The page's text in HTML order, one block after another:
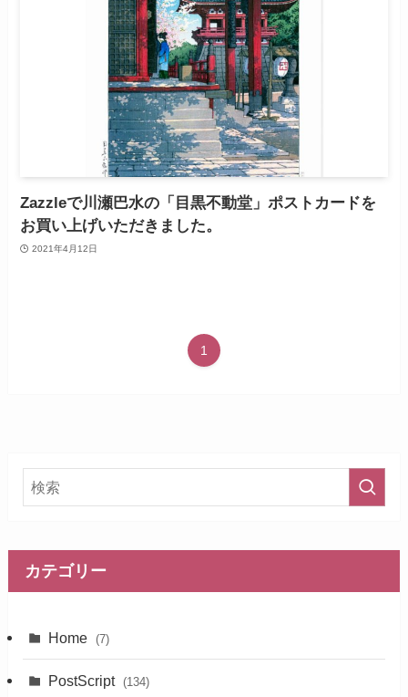
Zazzleで川瀬巴水の「目黒不動堂」ポストカードを
お買い上げいただきました。
2021年4月12日
1
カテゴリー
Home (7)
PostScript (134)